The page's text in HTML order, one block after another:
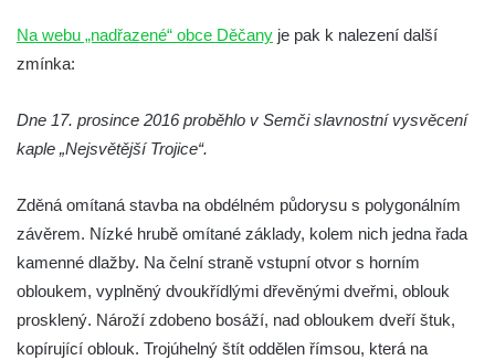
Márnice na hřbitově ve Velešíně
Poutní areál Římov
Kostel svatého Ducha v poutním areálu
Křížová cesta Římov – XXV. kaple – Boží
hrob
Křížová cesta Římov – XXIV. kaple – Pieta
Na webu „nadřazené“ obce Děčany je pak k nalezení další
zmínka:
Dne 17. prosince 2016 proběhlo v Semči slavnostní vysvěcení
kaple „Nejsvětější Trojice“.
Zděná omítaná stavba na obdélném půdorysu s polygonálním
závěrem. Nízké hrubě omítané základy, kolem nich jedna řada
kamenné dlažby. Na čelní straně vstupní otvor s horním
obloukem, vyplněný dvoukřídlými dřevěnými dveřmi, oblouk
prosklený. Nároží zdobeno bosáží, nad obloukem dveří štuk,
kopírující oblouk. Trojúhelný štít oddělen římsou, která na